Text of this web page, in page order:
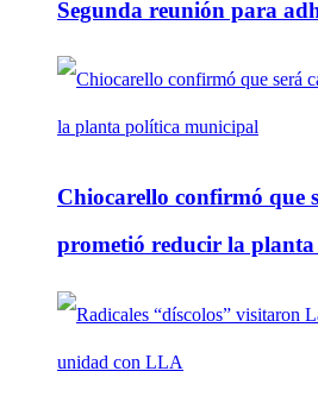
Segunda reunión para
Chiocarello confirmó que
prometió reducir la